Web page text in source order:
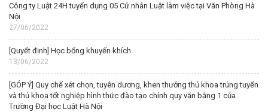
Công ty Luật 24H tuyển dụng 05 Cử nhân Luật làm việc tại Văn Phòng Hà
Nội
27/06/2022
[Quyết định] Học bổng khuyến khích
13/06/2022
[GÓP Ý] Quy chế xét chọn, tuyên dương, khen thưởng thủ khoa trúng tuyển
và thủ khoa tốt nghiệp hình thức đào tạo chính quy văn bằng 1 của
Trường Đại học Luật Hà Nội